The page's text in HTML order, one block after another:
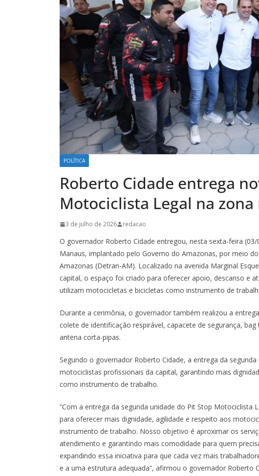
POLÍTICA
Roberto Cidade entrega
Motociclista Legal na
3 de julho de 2026 redacao
O governador Roberto Cidade entregou, nesta sexta-feira
Manaus, implantado pelo Governo do Amazonas, por meio
Amazonas (Detran-AM). Localizado na avenida Marginal
capital, o espaço foi criado para oferecer apoio, descanso e
utilizam motocicletas e bicicletas como instrumento de
Durante a cerimônia, o governador também realizou a
colete de identificação respirável, capacete de segurança,
antena corta-pipas.
Segundo o governador Roberto Cidade, a entrega da
motociclistas profissionais da capital, garantindo mais
como instrumento de trabalho.
“Com a entrega da segunda unidade do Pit Stop Motociclista
para oferecer mais dignidade, agilidade e respeito aos
instrumento de trabalho. Nosso objetivo é aproximar os
atendimento e garantindo mais comodidade para quem
expandindo essa iniciativa para que cada vez mais
e a uma estrutura adequada”, afirmou o governador Roberto